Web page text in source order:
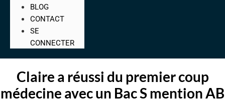
BLOG
CONTACT
SE
CONNECTER
Claire a réussi du premier coup
médecine avec un Bac S mention AB